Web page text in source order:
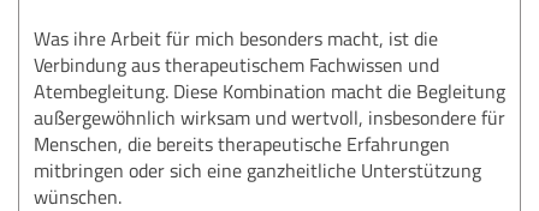
Was ihre Arbeit für mich besonders macht, ist die
Verbindung aus therapeutischem Fachwissen und
Atembegleitung. Diese Kombination macht die Begleitung
außergewöhnlich wirksam und wertvoll, insbesondere für
Menschen, die bereits therapeutische Erfahrungen
mitbringen oder sich eine ganzheitliche Unterstützung
wünschen.